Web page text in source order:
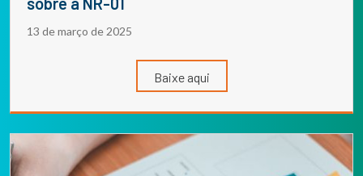
13 de março de 2025
Baixe aqui